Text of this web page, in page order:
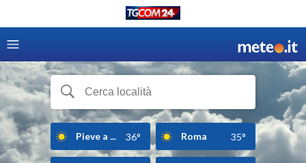
Pieve a ... 36° Roma 35°